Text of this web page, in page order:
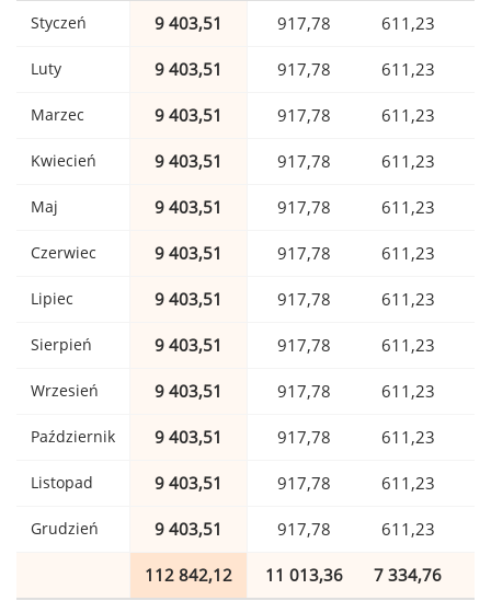
Styczeń 9 403,51 917,78 611,23
Luty 9 403,51 917,78 611,23
Marzec 9 403,51 917,78 611,23
Kwiecień 9 403,51 917,78 611,23
Maj 9 403,51 917,78 611,23
Czerwiec 9 403,51 917,78 611,23
Lipiec 9 403,51 917,78 611,23
Sierpień 9 403,51 917,78 611,23
Wrzesień 9 403,51 917,78 611,23
Październik 9 403,51 917,78 611,23
Listopad 9 403,51 917,78 611,23
Grudzień 9 403,51 917,78 611,23
112 842,12 11 013,36 7 334,76